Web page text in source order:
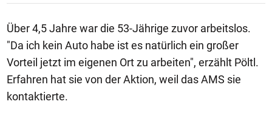
Über 4,5 Jahre war die 53-Jährige zuvor arbeitslos.
"Da ich kein Auto habe ist es natürlich ein großer
Vorteil jetzt im eigenen Ort zu arbeiten", erzählt Pöltl.
Erfahren hat sie von der Aktion, weil das AMS sie
kontaktierte.